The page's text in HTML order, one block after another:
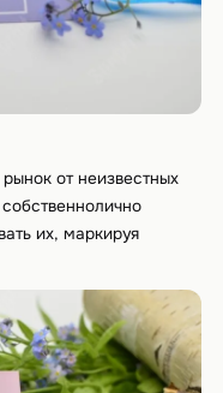
от неизвестных
их, маркируя